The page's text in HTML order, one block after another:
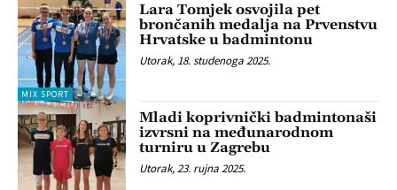
MIX SPORT
Lara Tomjek osvojila pet
brončanih medalja na Prvenstvu
Hrvatske u badmintonu
Utorak, 18. studenoga 2025.
Mladi koprivnički badmintonaši
izvrsni na međunarodnom
turniru u Zagrebu
Utorak, 23. rujna 2025.